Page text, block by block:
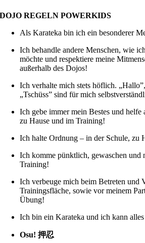
DOJO REGELN POWERKIDS
Als Karateka bin ich ein besonderer
Ich behandle andere Menschen, wie
möchte und respektiere meine
außerhalb des Dojos!
Ich verhalte mich stets höflich.
„Tschüss” sind für mich
Ich gebe immer mein Bestes und helfe
zu Hause und im Training!
Ich halte Ordnung – in der Schule, zu
Ich komme pünktlich, gewaschen und
Training!
Ich verbeuge mich beim Betreten und
Trainingsfläche, sowie vor meinem
Übung!
Ich bin ein Karateka und ich kann
Osu! 押忍